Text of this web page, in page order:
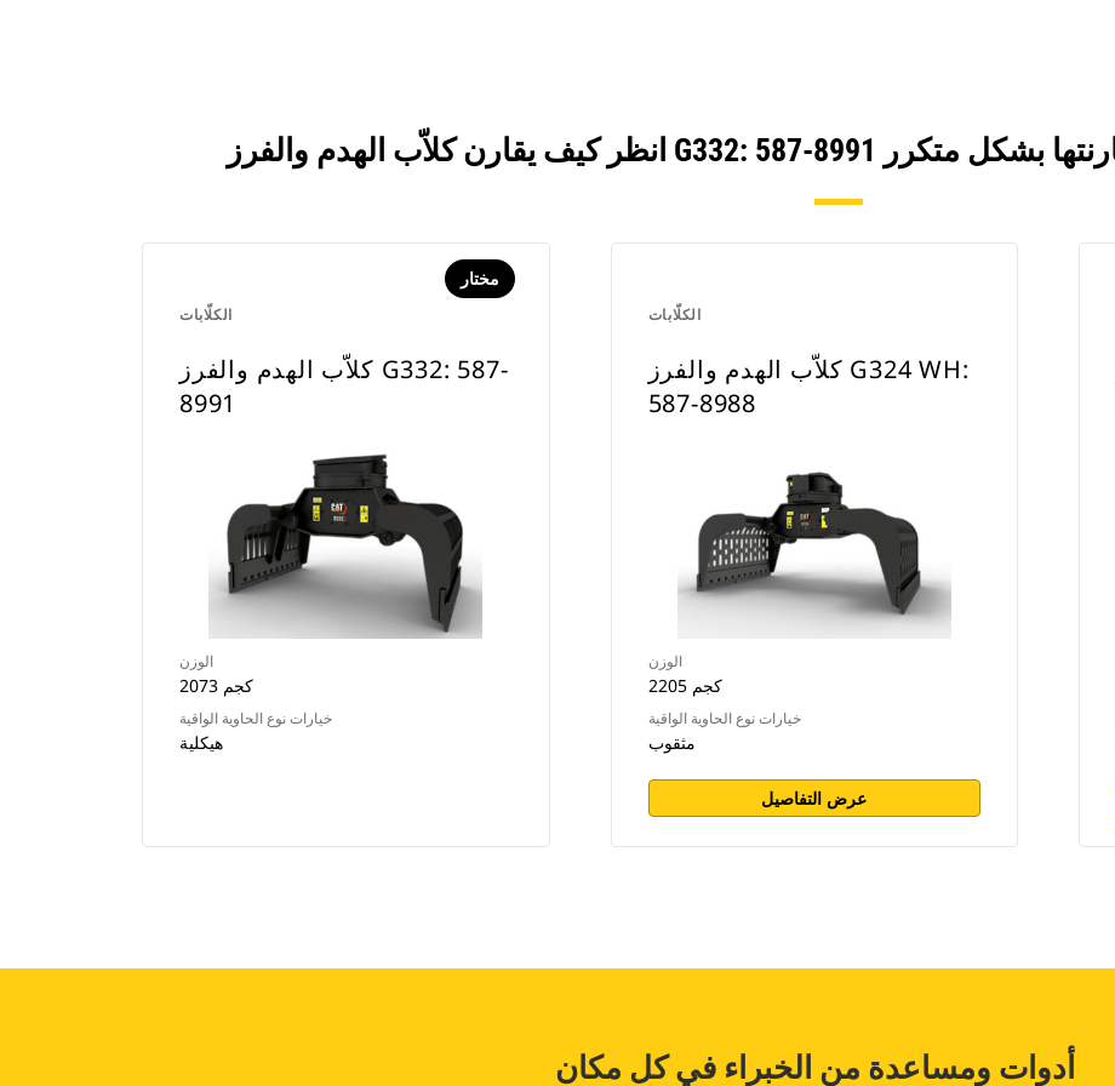
الكلّابات
مختار
كلاّب الهدم والفرز G332: 587-
8991
الوزن
2073 كجم
خيارات نوع الحاوية الواقية
هيكلية
الكلّابات
كلاّب الهدم والفرز G324 WH:
587-8988
الوزن
2205 كجم
خيارات نوع الحاوية الواقية
مثقوب
عرض التفاصيل
أدوات ومساعدة من الخبراء في كل مكان